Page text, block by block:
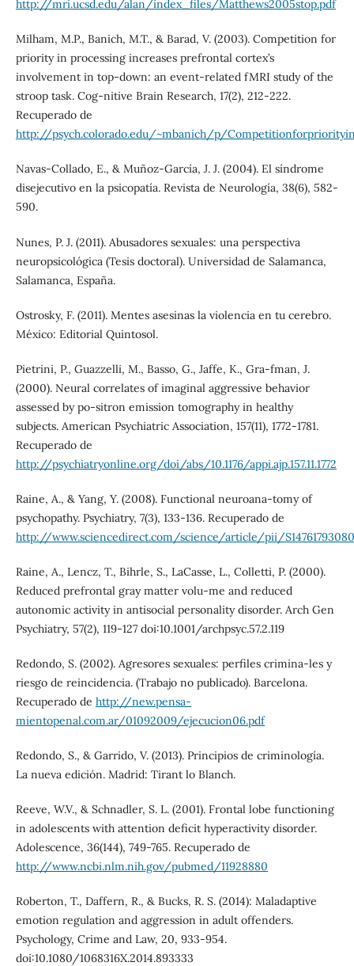
http://mri.ucsd.edu/alan/index_files/Matthews2005stop.pdf
Milham, M.P., Banich, M.T., & Barad, V. (2003). Competition for
priority in processing increases prefrontal cortex’s
involvement in top-down: an event-related fMRI study of the
stroop task. Cog-nitive Brain Research, 17(2), 212-222.
Recuperado de
http://psych.colorado.edu/~mbanich/p/
Navas-Collado, E., & Muñoz-García, J. J. (2004). El síndrome
disejecutivo en la psicopatía. Revista de Neurología, 38(6), 582-
590.
Nunes, P. J. (2011). Abusadores sexuales: una perspectiva
neuropsicológica (Tesis doctoral). Universidad de Salamanca,
Salamanca, España.
Ostrosky, F. (2011). Mentes asesinas la violencia en tu cerebro.
México: Editorial Quintosol.
Pietrini, P., Guazzelli, M., Basso, G., Jaffe, K., Gra-fman, J.
(2000). Neural correlates of imaginal aggressive behavior
assessed by po-sitron emission tomography in healthy
subjects. American Psychiatric Association, 157(11), 1772-1781.
Recuperado de
http://psychiatryonline.org/doi/abs/10.1176/appi.ajp.157.11.1772
Raine, A., & Yang, Y. (2008). Functional neuroana-tomy of
psychopathy. Psychiatry, 7(3), 133-136. Recuperado de
http://www.sciencedirect.com/science/article/pii/
Raine, A., Lencz, T., Bihrle, S., LaCasse, L., Colletti, P. (2000).
Reduced prefrontal gray matter volu-me and reduced
autonomic activity in antisocial personality disorder. Arch Gen
Psychiatry, 57(2), 119-127 doi:10.1001/archpsyc.57.2.119
Redondo, S. (2002). Agresores sexuales: perfiles crimina-les y
riesgo de reincidencia. (Trabajo no publicado). Barcelona.
Recuperado de http://new.pensa-
mientopenal.com.ar/01092009/ejecucion06.pdf
Redondo, S., & Garrido, V. (2013). Principios de criminología.
La nueva edición. Madrid: Tirant lo Blanch.
Reeve, W.V., & Schnadler, S. L. (2001). Frontal lobe functioning
in adolescents with attention deficit hyperactivity disorder.
Adolescence, 36(144), 749-765. Recuperado de
http://www.ncbi.nlm.nih.gov/pubmed/11928880
Roberton, T., Daffern, R., & Bucks, R. S. (2014): Maladaptive
emotion regulation and aggression in adult offenders.
Psychology, Crime and Law, 20, 933-954.
doi:10.1080/1068316X.2014.893333